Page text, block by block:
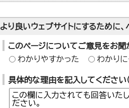
より良いウェブサイトにするために
このページについてご意見をお聞
わかりやすかった
わかりに
具体的な理由を記入してください